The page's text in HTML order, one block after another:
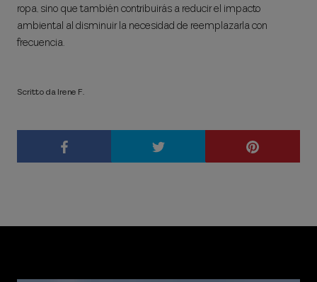
ropa, sino que también contribuirás a reducir el impacto
ambiental al disminuir la necesidad de reemplazarla con
frecuencia.
Scritto da Irene F.